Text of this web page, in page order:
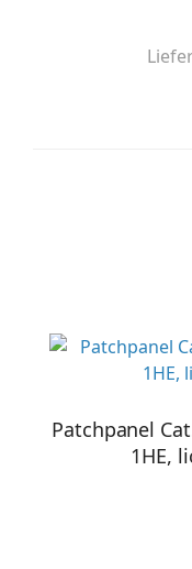
Patchpanel
1HE,